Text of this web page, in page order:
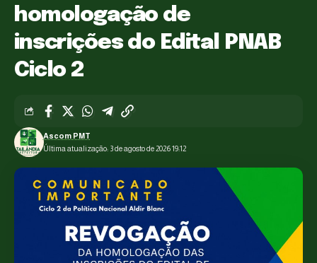
homologação de
inscrições do Edital PNAB
Ciclo 2
Última atualização: 3 de agosto de 2026 19:12
Ascom PMT